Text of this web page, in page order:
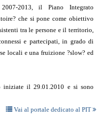
2007-2013, il Piano Integrato
che si pone come obiettivo
tra le persone e il territorio,
e partecipati, in grado di
locali e una fruizione ?slow? ed
iniziate il 29.01.2010 e si sono
Vai al portale dedicato al PIT